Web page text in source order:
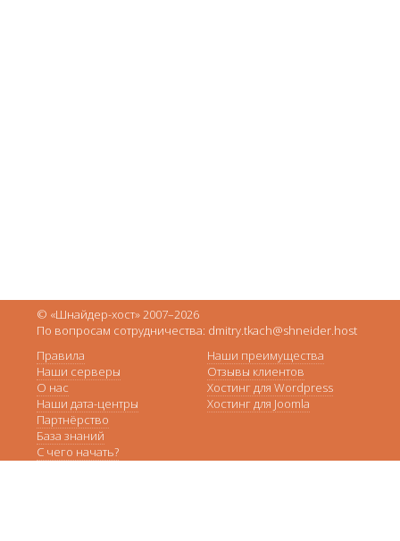
© «Шнайдер-хост» 2007–2026
По вопросам сотрудничества: dmitry.tkach@shneider.host
Правила
Наши серверы
О нас
Наши дата-центры
Партнёрство
База знаний
С чего начать?
Наши преимущества
Отзывы клиентов
Хостинг для Wordpress
Хостинг для Joomla